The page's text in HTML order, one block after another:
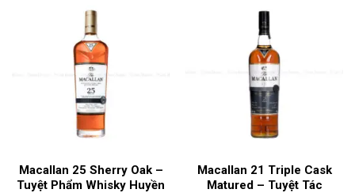
Macallan 25 Sherry Oak –
Tuyệt Phẩm Whisky Huyền
Macallan 21 Triple Cask
Matured – Tuyệt Tác